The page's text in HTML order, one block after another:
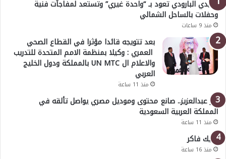
هايدي البارودي تعود بـ “واحدة غيري” وتستعد لمفاجآت فنية
وحفلات بالساحل الشمالي
منذ 9 ساعات
بعد تتويجه قائدا مؤثرا في القطاع الصحي
العمري : وكيلا بمنظمة الامم المتحدة للتدريب
والاعلام ال UN MTC بالمملكة ودول الخليج
العربي
منذ 11 ساعة
بدر عبدالعزيز.. صانع محتوى وموديل مصري يواصل تألقه في
المملكة العربية السعودية
منذ 11 ساعة
خليك فاكر
منذ 16 ساعة